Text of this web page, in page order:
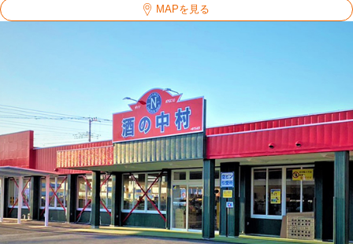
MAPを見る